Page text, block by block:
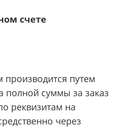
счете
производится путем
полной суммы за заказ
реквизитам на
через